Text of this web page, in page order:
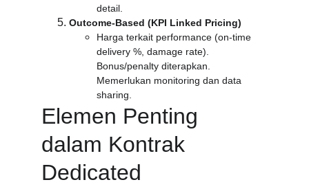
detail.
Outcome-Based (KPI Linked Pricing)
Harga terkait performance (on-time
delivery %, damage rate).
Bonus/penalty diterapkan.
Memerlukan monitoring dan data
sharing.
Elemen Penting
dalam Kontrak
Dedicated